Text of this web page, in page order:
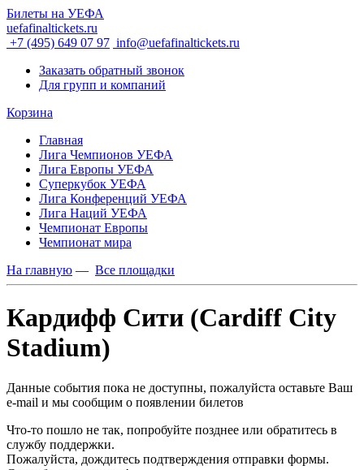
Билеты на УЕФА
uefafinaltickets.ru
+7 (495) 649 07 97 info@uefafinaltickets.ru
Заказать обратный звонок
Для групп и компаний
Корзина
Главная
Лига Чемпионов УЕФА
Лига Европы УЕФА
Суперкубок УЕФА
Лига Конференций УЕФА
Лига Наций УЕФА
Чемпионат Европы
Чемпионат мира
На главную — Все площадки
Кардифф Сити (Cardiff City
Stadium)
Данные события пока не доступны, пожалуйста оставьте Ваш
e-mail и мы сообщим о появлении билетов
Что-то пошло не так, попробуйте позднее или обратитесь в
службу поддержки.
Пожалуйста, дождитесь подтверждения отправки формы.